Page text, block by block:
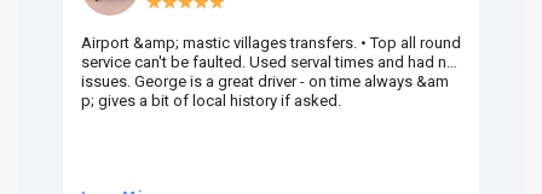
Airport &amp; mastic villages transfers. • Top all round
service can't be faulted. Used serval times and had no
issues. George is a great driver - on time always &am
p; gives a bit of local history if asked.